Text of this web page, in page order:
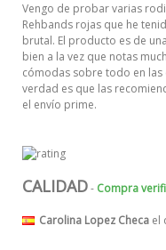
Vengo de probar varias
Rehbands rojas que he
brutal. El producto es de
bien a la vez que notas
cómodas sobre todo en las
verdad es que las
el envío prime.
CALIDAD- Compra
Carolina Lopez Checa el